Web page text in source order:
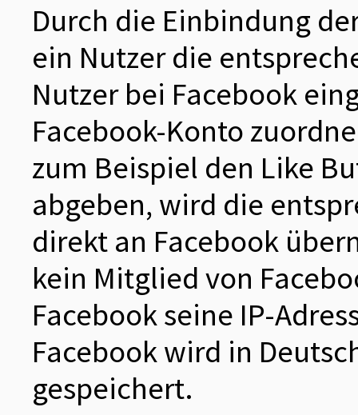
Durch die Einbindung
ein Nutzer die
Nutzer bei Facebook
Facebook-Konto
zum Beispiel den Like
abgeben, wird die
direkt an Facebook
kein Mitglied von
Facebook seine IP-
Facebook wird in
gespeichert.